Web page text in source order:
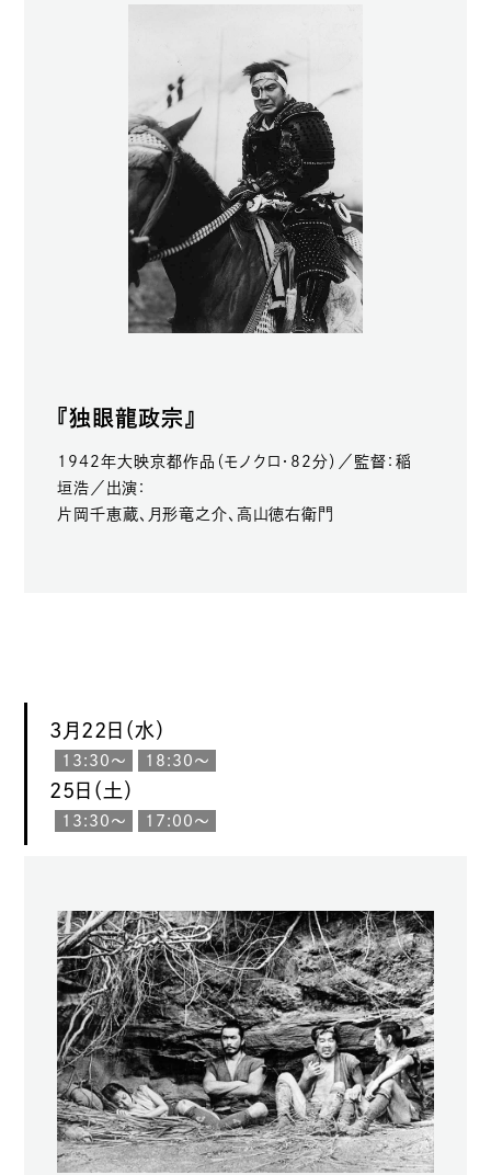
『独眼龍政宗』
1942年大映京都作品（モノクロ・82分）／監督：稲
垣浩／出演：
片岡千恵蔵、月形竜之介、高山徳右衛門
3月22日（水）
13:30〜 18:30〜
25日（土）
13:30〜 17:00〜